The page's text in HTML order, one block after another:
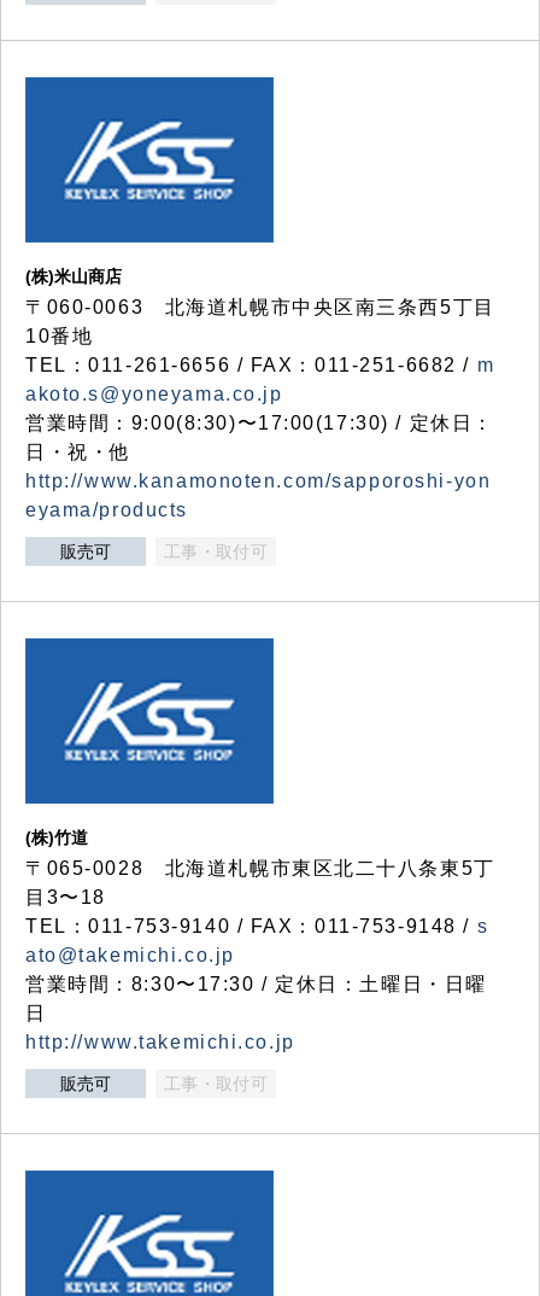
(株)米山商店
〒060-0063 北海道札幌市中央区南三条西5丁目
10番地
TEL：011-261-6656 / FAX：011-251-6682 / m
akoto.s@yoneyama.co.jp
営業時間：9:00(8:30)〜17:00(17:30) / 定休日：
日・祝・他
http://www.kanamonoten.com/sapporoshi-yon
eyama/products
販売可 工事・取付可
(株)竹道
〒065-0028 北海道札幌市東区北二十八条東5丁
目3〜18
TEL：011-753-9140 / FAX：011-753-9148 / s
ato@takemichi.co.jp
営業時間：8:30〜17:30 / 定休日：土曜日・日曜
日
http://www.takemichi.co.jp
販売可 工事・取付可